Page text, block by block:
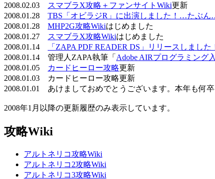
2008.02.03
スマブラX攻略＋ファンサイトWiki更新
2008.01.28 TBS「オビラジR」に出演しました！…たぶ
2008.01.28 MHP2G攻略Wikiはじめました
2008.01.27
スマブラX攻略Wikiはじめました
2008.01.14
「ZAPA PDF READER DS」リリースしました
2008.01.14 管理人ZAPA執筆「 Adobe AIRプログラミング
2008.01.05
カードヒーロー攻略更新
2008.01.03 カードヒーロー攻略更新
2008.01.01 あけましておめでとうございます。本年も何
2008年1月以降の更新履歴のみ表示しています。
攻略Wiki
アルトネリコ攻略Wiki
アルトネリコ2攻略Wiki
アルトネリコ3攻略Wiki